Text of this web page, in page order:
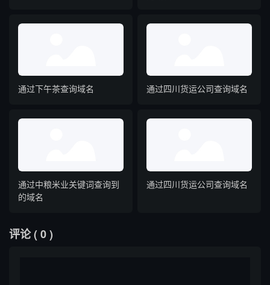
通过下午茶查询域名 通过四川货运公司查询域名
通过中粮米业关键词查询到
的域名
通过四川货运公司查询域名
评论( 0 )